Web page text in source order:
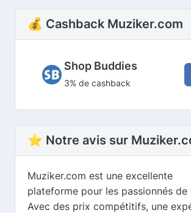
💰 Cashback Muziker.com
Shop Buddies
3% de cashback
⭐ Notre avis sur
Muziker.com est une excellente
plateforme pour les passionnés de
Avec des prix compétitifs, une